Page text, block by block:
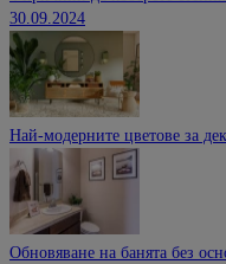
30.09.2024
Най-модерните цветове за
Обновяване на банята без